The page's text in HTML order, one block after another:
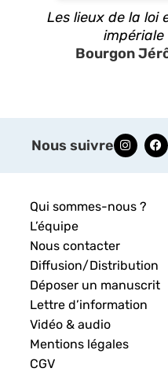
Les lieux de la loi
impériale
Bourgon
Nous suivre
Qui sommes-nous ?
L’équipe
Nous contacter
Diffusion/Distribution
Déposer un manuscrit
Lettre d’information
Vidéo & audio
Mentions légales
CGV